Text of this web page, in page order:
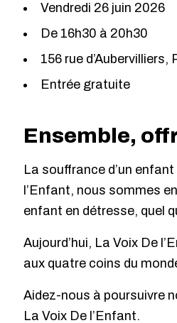
Vendredi 26 juin 2026
De 16h30 à 20h30
156 rue d’Aubervilliers,
Entrée gratuite
Ensemble,
La souffrance d’un
l’Enfant, nous sommes
enfant en détresse, quel
Aujourd’hui, La Voix De
aux quatre coins du
Aidez-nous à poursuivre
La Voix De l’Enfant.